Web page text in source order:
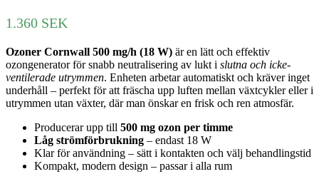
1.360 SEK
Ozoner Cornwall 500 mg/h (18 W) är en lätt och effektiv
ozongenerator för snabb neutralisering av lukt i slutna och icke-
ventilerade utrymmen. Enheten arbetar automatiskt och kräver inget
underhåll – perfekt för att fräscha upp luften mellan växtcykler eller i
utrymmen utan växter, där man önskar en frisk och ren atmosfär.
Producerar upp till 500 mg ozon per timme
Låg strömförbrukning – endast 18 W
Klar för användning – sätt i kontakten och välj behandlingstid
Kompakt, modern design – passar i alla rum